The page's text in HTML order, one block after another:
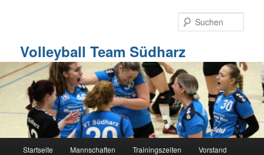
Volleyball Team Südharz
Startseite Mannschaften Trainingszeiten Vorstand